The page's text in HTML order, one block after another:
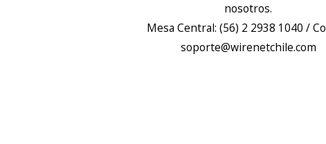
nosotros.
Mesa Central: (56) 2 2938 1040 /
soporte@wirenetchile.com